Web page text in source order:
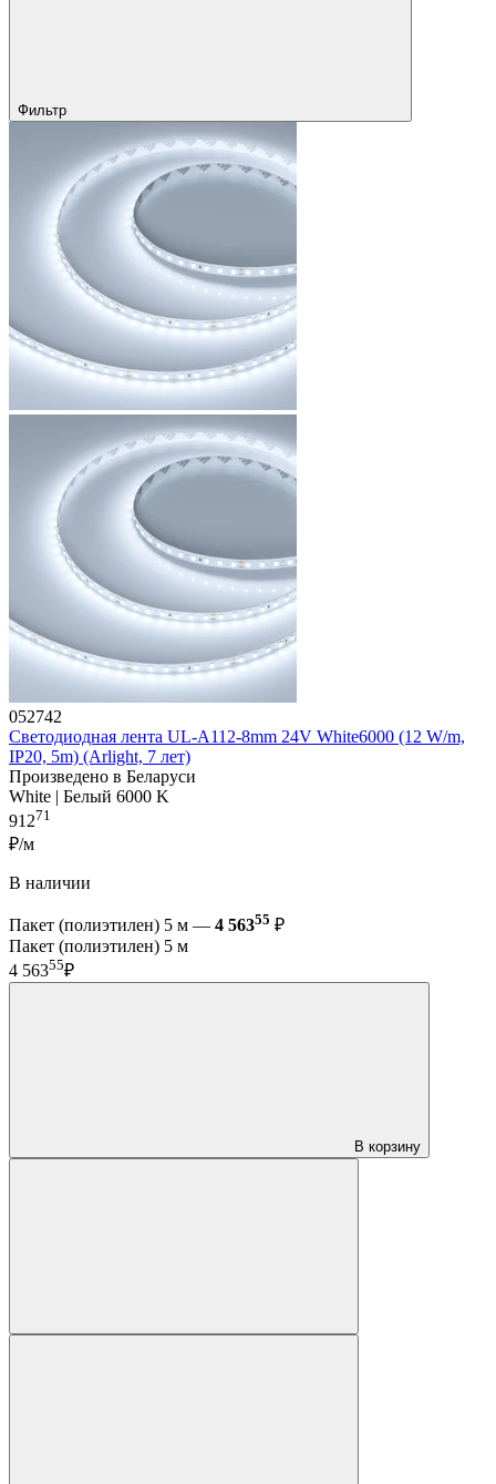
Фильтр
052742
Светодиодная лента UL-A112-8mm 24V White6000 (12 W/m,
IP20, 5m) (Arlight, 7 лет)
Произведено в Беларуси
White | Белый 6000 K
91271
₽/м
В наличии
Пакет (полиэтилен) 5 м — 4 56355 ₽
Пакет (полиэтилен) 5 м
4 56355₽
В корзину